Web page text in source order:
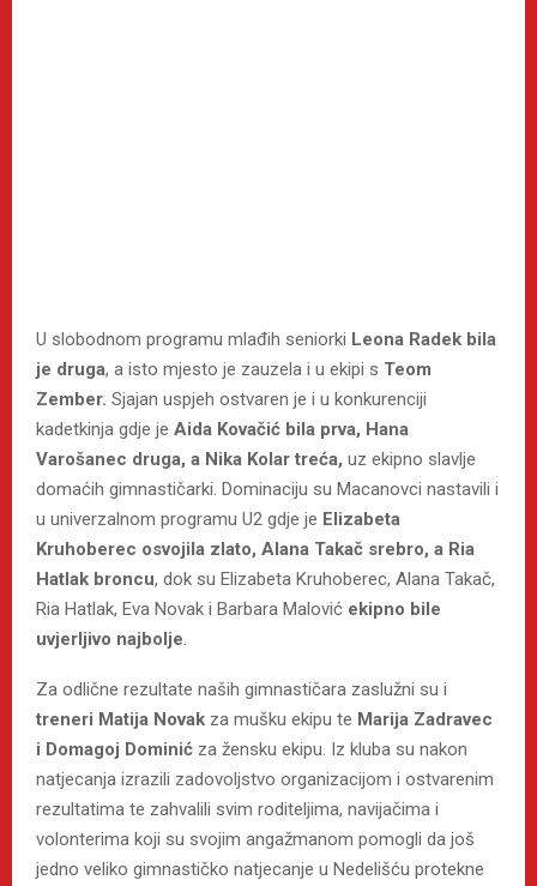
U slobodnom programu mlađih seniorki Leona Radek bila
je druga, a isto mjesto je zauzela i u ekipi s Teom
Zember. Sjajan uspjeh ostvaren je i u konkurenciji
kadetkinja gdje je Aida Kovačić bila prva, Hana
Varošanec druga, a Nika Kolar treća, uz ekipno slavlje
domaćih gimnastičarki. Dominaciju su Macanovci nastavili i
u univerzalnom programu U2 gdje je Elizabeta
Kruhoberec osvojila zlato, Alana Takač srebro, a Ria
Hatlak broncu, dok su Elizabeta Kruhoberec, Alana Takač,
Ria Hatlak, Eva Novak i Barbara Malović ekipno bile
uvjerljivo najbolje.
Za odlične rezultate naših gimnastičara zaslužni su i
treneri Matija Novak za mušku ekipu te Marija Zadravec
i Domagoj Dominić za žensku ekipu. Iz kluba su nakon
natjecanja izrazili zadovoljstvo organizacijom i ostvarenim
rezultatima te zahvalili svim roditeljima, navijačima i
volonterima koji su svojim angažmanom pomogli da još
jedno veliko gimnastičko natjecanje u Nedelišću protekne